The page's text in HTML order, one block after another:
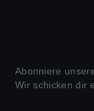
Abonniere
Wir schicken dir